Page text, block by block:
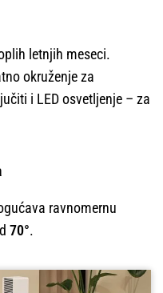
letnjih meseci.
okruženje za
i LED osvetljenje – za
ravnomernu
70°.